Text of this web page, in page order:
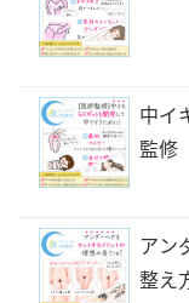
中イ
監修
アン
整え